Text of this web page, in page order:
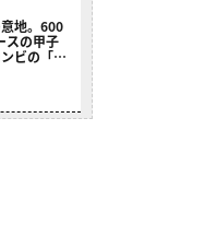
地。600
スの甲子
ビの「ス